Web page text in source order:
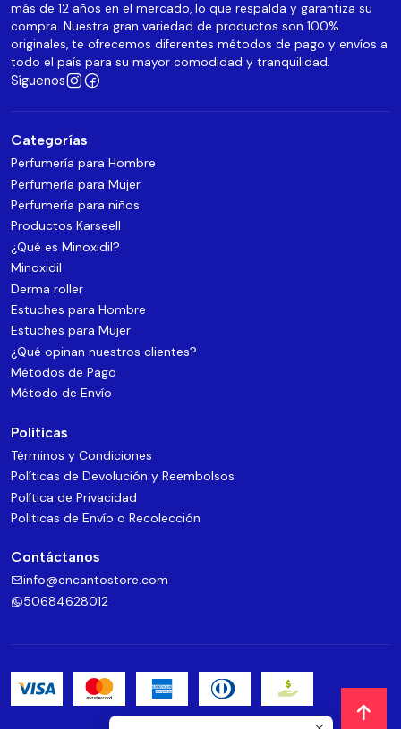
más de 12 años en el mercado, lo que respalda y garantiza su
compra. Nuestra gran variedad de productos son 100%
originales, te ofrecemos diferentes métodos de pago y envíos a
todo el país para su mayor comodidad y tranquilidad.
Síguenos
Categorías
Perfumería para Hombre
Perfumería para Mujer
Perfumería para niños
Productos Karseell
¿Qué es Minoxidil?
Minoxidil
Derma roller
Estuches para Hombre
Estuches para Mujer
¿Qué opinan nuestros clientes?
Métodos de Pago
Método de Envío
Politicas
Términos y Condiciones
Políticas de Devolución y Reembolsos
Política de Privacidad
Politicas de Envío o Recolección
Contáctanos
info@encantostore.com
50684628012